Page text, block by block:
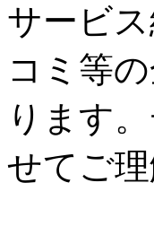
サービ
コミ等
ります
せてご